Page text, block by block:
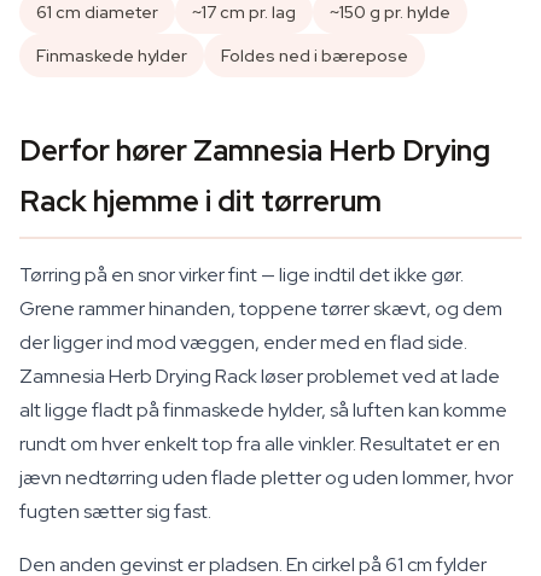
61 cm diameter ~17 cm pr. lag
~150 g pr. hylde
Finmaskede hylder
Foldes ned i bærepose
Derfor hører Zamnesia Herb Drying
Rack hjemme i dit tørrerum
Tørring på en snor virker fint — lige indtil det ikke gør.
Grene rammer hinanden, toppene tørrer skævt, og dem
der ligger ind mod væggen, ender med en flad side.
Zamnesia Herb Drying Rack løser problemet ved at lade
alt ligge fladt på finmaskede hylder, så luften kan komme
rundt om hver enkelt top fra alle vinkler. Resultatet er en
jævn nedtørring uden flade pletter og uden lommer, hvor
fugten sætter sig fast.
Den anden gevinst er pladsen. En cirkel på 61 cm fylder